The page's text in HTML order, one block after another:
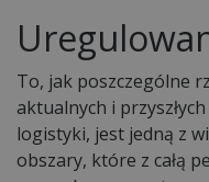
To, jak poszczególne
aktualnych i
logistyki, jest jedną z
obszary, które z całą